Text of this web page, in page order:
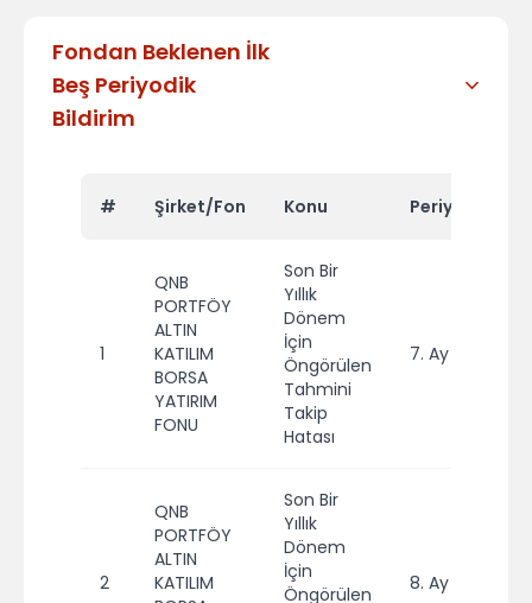
Fondan Beklenen İlk
Beş Periyodik
Bildirim
# Şirket/Fon Konu Periyot
1
QNB
PORTFÖY
ALTIN
KATILIM
BORSA
YATIRIM
FONU
Son Bir
Yıllık
Dönem
İçin
Öngörülen
Tahmini
Takip
Hatası
7. Ay
2
QNB
PORTFÖY
ALTIN
KATILIM
Son Bir
Yıllık
Dönem
İçin
Öngörülen
8. Ay